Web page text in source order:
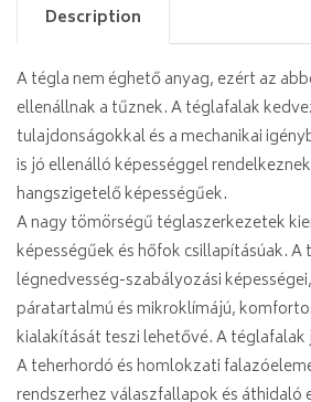
Description
A tégla nem éghető anyag, ezért az
ellenállnak a tűznek. A téglafalak
tulajdonságokkal és a mechanikai
is jó ellenálló képességgel
hangszigetelő képességűek.
A nagy tömörségű téglaszerkezetek
képességűek és hőfok csillapításúak. A
légnedvesség-szabályozási
páratartalmú és mikroklímájú,
kialakítását teszi lehetővé. A
A teherhordó és homlokzati
rendszerhez válaszfallapok és áthidaló